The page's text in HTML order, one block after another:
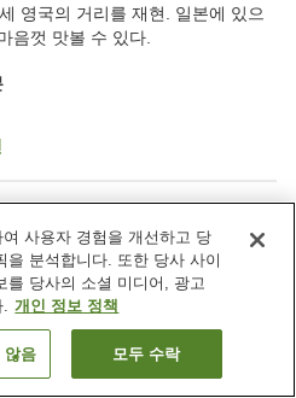
영국의 거리를 재현. 일본에 있으
음껏 맛볼 수 있다.
레스토랑
상점
보기
사용자 경험을 개선하고 당
을 분석합니다. 또한 당사 사이
를 당사의 소셜 미디어, 광고
. 개인 정보 정책
않음 모두 수락